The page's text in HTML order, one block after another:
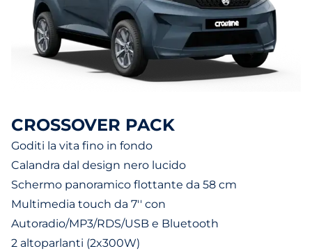
CROSSOVER PACK
Goditi la vita fino in fondo
Calandra dal design nero lucido
Schermo panoramico flottante da 58 cm
Multimedia touch da 7'' con
Autoradio/MP3/RDS/USB e Bluetooth
2 altoparlanti (2x300W)